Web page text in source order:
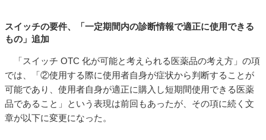
スイッチの要件、「一定期間内の診断情報で適正に使用できる
もの」追加
「スイッチ OTC 化が可能と考えられる医薬品の考え方」の項
では、「②使用する際に使用者自身が症状から判断することが
可能であり、使用者自身が適正に購入し短期間使用できる医薬
品であること」という表現は前回もあったが、その項に続く文
章が以下に変更になった。